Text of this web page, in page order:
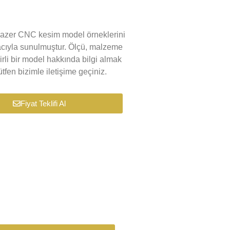
CNC kesim model örneklerini
sunulmuştur. Ölçü, malzeme
bir model hakkında bilgi almak
bizimle iletişime geçiniz.
Fiyat Teklifi Al